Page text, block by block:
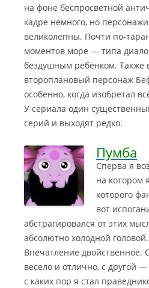
на фоне беспросветной
кадре немного, но
великолепны. Почти по-
моментов море — типа
бездушным ребёнком. Также
второплановый персонаж
особенно, когда изобретал
У сериала один
серий и выходят редко.
Пумба
Сперва я
на котором
которого
вот
абстрагировался от этих
абсолютно холодной головой.
Впечатление двойственное.
весело и отлично, с другой
с каких пор я стал